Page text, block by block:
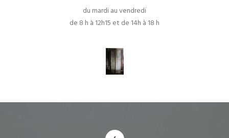
du mardi au vendredi
de 8 h à 12h15 et de 14h à 18 h